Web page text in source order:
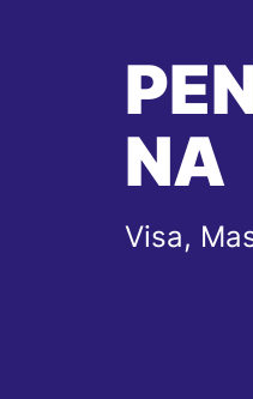
NA
Visa,